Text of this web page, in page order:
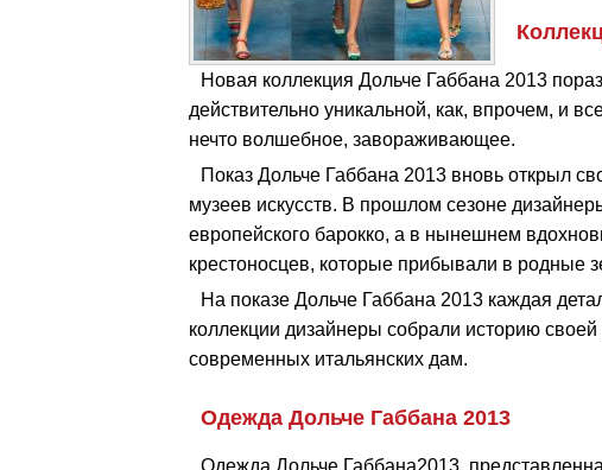
Новая коллекция Дольче Габбана 2013
действительно уникальной, как, впрочем, и
нечто волшебное, завораживающее.
Показ Дольче Габбана 2013 вновь открыл
музеев искусств. В прошлом сезоне
европейского барокко, а в нынешнем
крестоносцев, которые прибывали в родные
На показе Дольче Габбана 2013 каждая
коллекции дизайнеры собрали историю
современных итальянских дам.
Одежда Дольче Габбана 2013
Одежда Дольче Габбана2013,